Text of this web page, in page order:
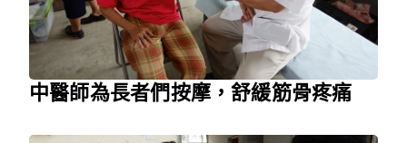
中醫師為長者們按摩，舒緩筋骨疼痛